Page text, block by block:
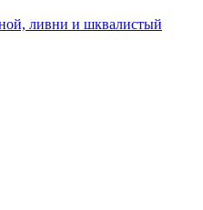
ливни и шквалистый